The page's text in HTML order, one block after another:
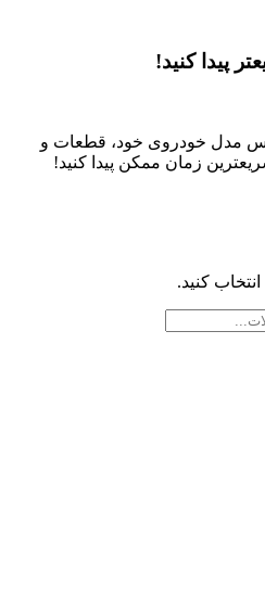
پیدا کنید!
مدل خودروی خود، قطعات و
زمان ممکن پیدا کنید!
کنید.